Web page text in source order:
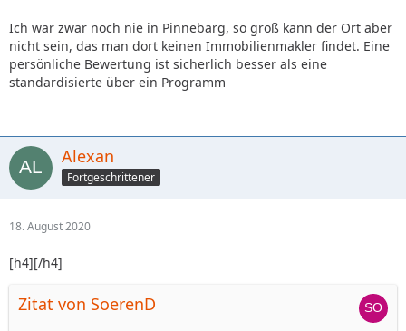
Ich war zwar noch nie in Pinnebarg, so groß kann der Ort aber
nicht sein, das man dort keinen Immobilienmakler findet. Eine
persönliche Bewertung ist sicherlich besser als eine
standardisierte über ein Programm
Alexan
Fortgeschrittener
18. August 2020
[h4][/h4]
Zitat von SoerenD